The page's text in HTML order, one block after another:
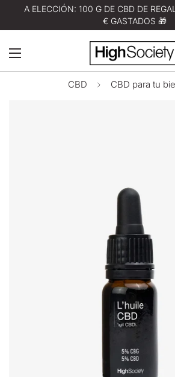
A ELECCIÓN: 100 G DE CBD DE
€ GASTADOS 🎁
CBD CBD para tu